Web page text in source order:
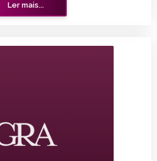
Ler mais...